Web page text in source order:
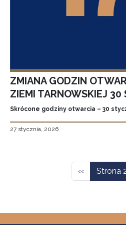
ZMIANA GODZIN
ZIEMI TARNOWSKIEJ
Skrócone godziny otwarcia – 30
27 stycznia, 2026
Poprzednia
‹‹ Strona